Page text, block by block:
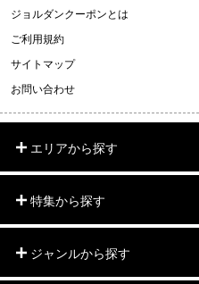
ジョルダンクーポンとは
ご利用規約
サイトマップ
お問い合わせ
エリアから探す
特集から探す
ジャンルから探す